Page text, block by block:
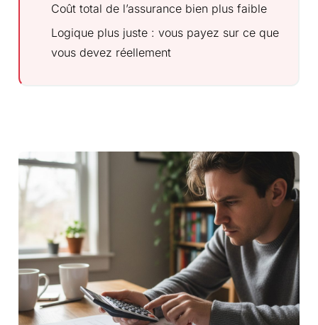
Coût total de l’assurance bien plus faible
Logique plus juste : vous payez sur ce que
vous devez réellement